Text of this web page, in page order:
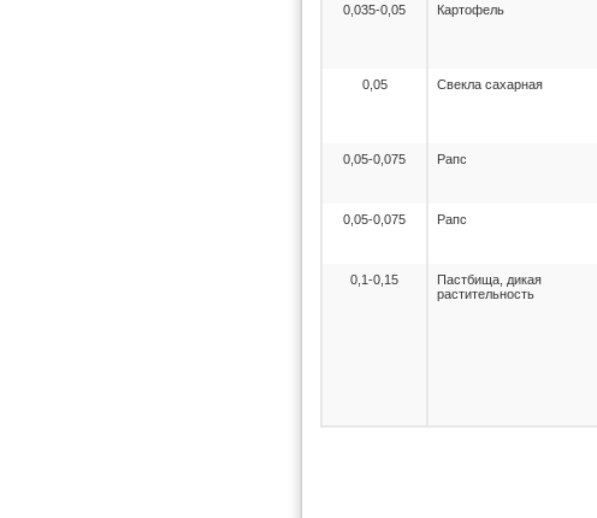
0,035-0,05 Картофель
0,05 Свекла сахарная
0,05-0,075 Рапс
0,05-0,075 Рапс
0,1-0,15
Пастбища, дикая
растительность